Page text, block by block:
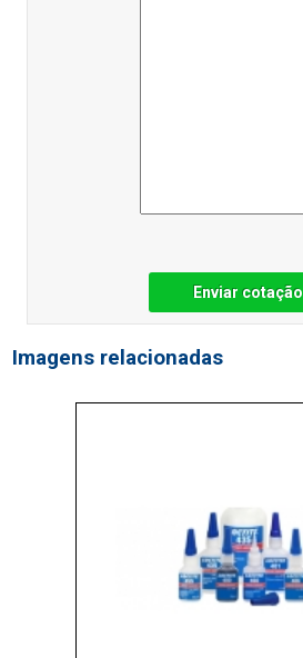
Enviar cotação
Imagens relacionadas